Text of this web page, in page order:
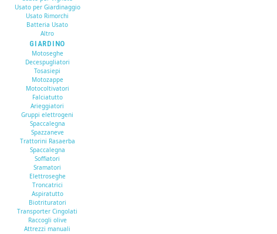
Usato per Giardinaggio
Usato Rimorchi
Batteria Usato
Altro
GIARDINO
Motoseghe
Decespugliatori
Tosasiepi
Motozappe
Motocoltivatori
Falciatutto
Arieggiatori
Gruppi elettrogeni
Spaccalegna
Spazzaneve
Trattorini Rasaerba
Spaccalegna
Soffiatori
Sramatori
Elettroseghe
Troncatrici
Aspiratutto
Biotrituratori
Transporter Cingolati
Raccogli olive
Attrezzi manuali